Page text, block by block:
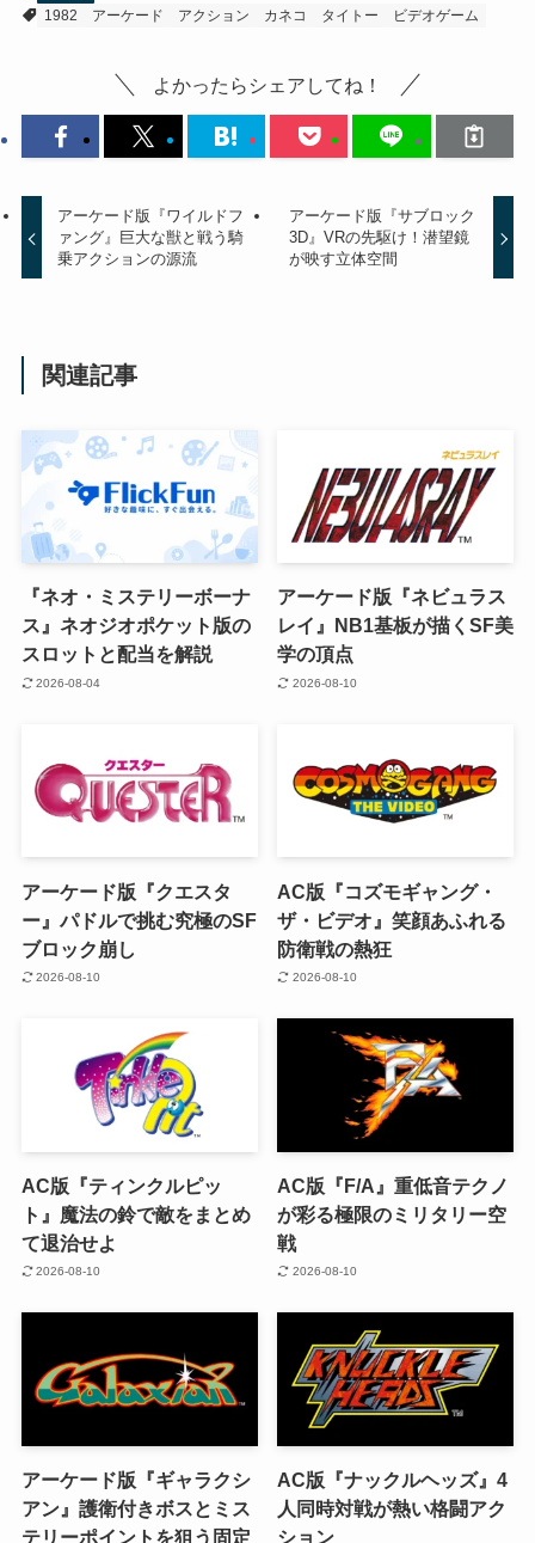
1982
アーケード アクション カネコ タイトー ビデオゲーム
よかったらシェアしてね！
アーケード版『ワイルドフ
ァング』巨大な獣と戦う騎
乗アクションの源流
アーケード版『サブロック
3D』VRの先駆け！潜望鏡
が映す立体空間
関連記事
『ネオ・ミステリーボーナ
ス』ネオジオポケット版の
スロットと配当を解説
2026-08-04
アーケード版『ネビュラス
レイ』NB1基板が描くSF美
学の頂点
2026-08-10
アーケード版『クエスタ
ー』パドルで挑む究極のSF
ブロック崩し
2026-08-10
AC版『コズモギャング・
ザ・ビデオ』笑顔あふれる
防衛戦の熱狂
2026-08-10
AC版『ティンクルピッ
ト』魔法の鈴で敵をまとめ
て退治せよ
2026-08-10
AC版『F/A』重低音テクノ
が彩る極限のミリタリー空
戦
2026-08-10
アーケード版『ギャラクシ
アン』護衛付きボスとミス
テリーポイントを狙う固定
AC版『ナックルヘッズ』4
人同時対戦が熱い格闘アク
ション